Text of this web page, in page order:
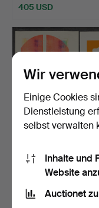
405 USD
MODERNE
Beendet 12. Sep 2022
6 Gebote
Wir
Einige Cookies
Dienstleistung
selbst verwalten
Inhalte und
Website
Auctionet